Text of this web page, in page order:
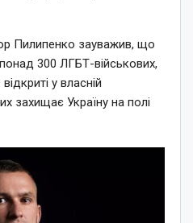
Пилипенко зауважив, що
300 ЛГБТ-військових,
у власній
захищає Україну на полі